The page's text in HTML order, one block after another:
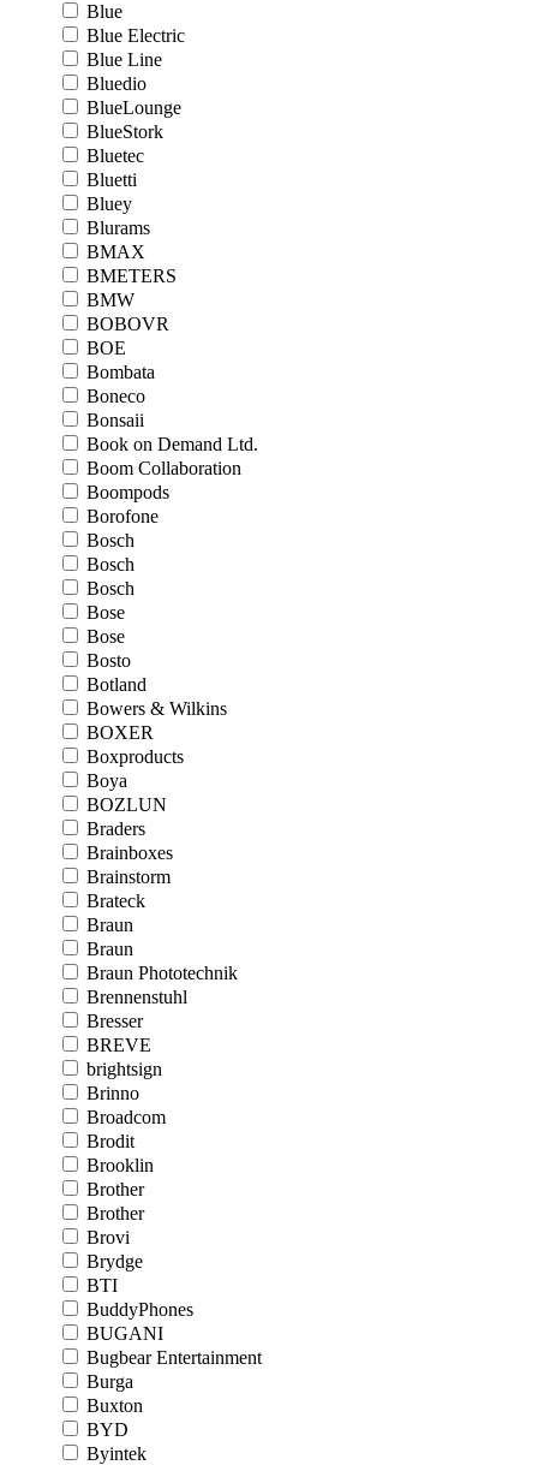
Blue
Blue Electric
Blue Line
Bluedio
BlueLounge
BlueStork
Bluetec
Bluetti
Bluey
Blurams
BMAX
BMETERS
BMW
BOBOVR
BOE
Bombata
Boneco
Bonsaii
Book on Demand Ltd.
Boom Collaboration
Boompods
Borofone
Bosch
Bosch
Bosch
Bose
Bose
Bosto
Botland
Bowers & Wilkins
BOXER
Boxproducts
Boya
BOZLUN
Braders
Brainboxes
Brainstorm
Brateck
Braun
Braun
Braun Phototechnik
Brennenstuhl
Bresser
BREVE
brightsign
Brinno
Broadcom
Brodit
Brooklin
Brother
Brother
Brovi
Brydge
BTI
BuddyPhones
BUGANI
Bugbear Entertainment
Burga
Buxton
BYD
Byintek